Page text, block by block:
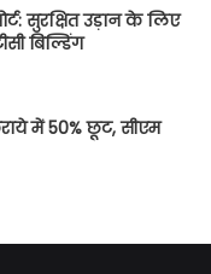
सुरक्षित उड़ान के लिए
बिल्डिंग
में 50% छूट, सीएम